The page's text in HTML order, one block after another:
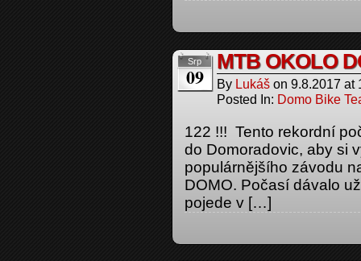
Srp
09
MTB OKOLO
By Lukáš on 9.8.2017 at
Posted In: Domo Bike
122 !!! Tento rekordní
do Domoradovic, aby si
populárnějšího závodu
DOMO. Počasí dávalo
pojede v […]